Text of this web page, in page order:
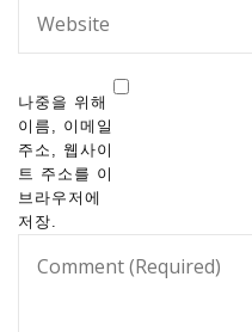
나중을 위해
이름, 이메일
주소, 웹사이
트 주소를 이
브라우저에
저장.